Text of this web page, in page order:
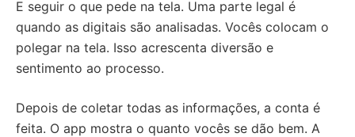
E seguir o que pede na tela. Uma parte legal é
quando as digitais são analisadas. Vocês colocam o
polegar na tela. Isso acrescenta diversão e
sentimento ao processo.
Depois de coletar todas as informações, a conta é
feita. O app mostra o quanto vocês se dão bem. A